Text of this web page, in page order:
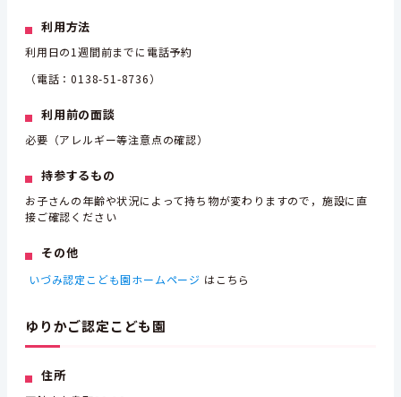
利用方法
利用日の1週間前までに電話予約
（電話：0138-51-8736）
利用前の面談
必要（アレルギー等注意点の確認）
持参するもの
お子さんの年齢や状況によって持ち物が変わりますので，施設に直
接ご確認ください
その他
いづみ認定こども園ホームページ はこちら
ゆりかご認定こども園
住所